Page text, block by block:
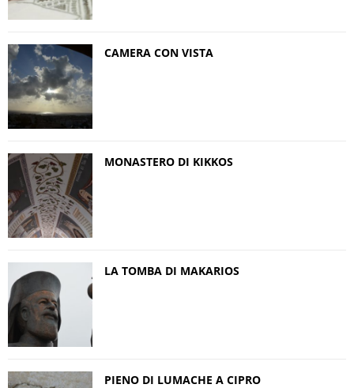
CAMERA CON VISTA
MONASTERO DI KIKKOS
LA TOMBA DI MAKARIOS
PIENO DI LUMACHE A CIPRO